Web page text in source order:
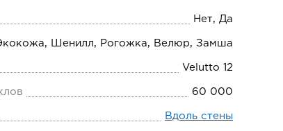
Нет, Да
Шенилл, Рогожка, Велюр, Замша
Velutto 12
60 000
Вдоль стены